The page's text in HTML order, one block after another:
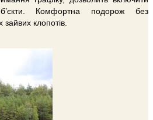
об’єкти. Комфортна подорож без
зайвих клопотів.